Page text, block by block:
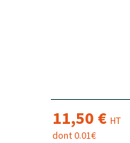
11,50 € HT
dont 0.01€